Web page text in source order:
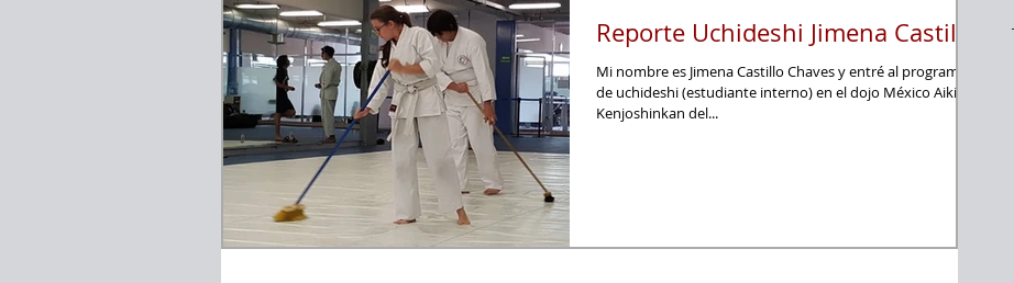
Reporte Uchideshi Jimena Castillo
Mi nombre es Jimena Castillo Chaves y entré al programa
de uchideshi (estudiante interno) en el dojo México Aikido
Kenjoshinkan del...